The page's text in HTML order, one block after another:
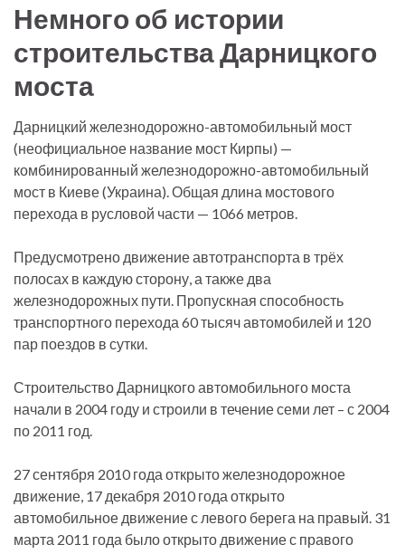
Немного об истории
строительства Дарницкого
моста
Дарницкий железнодорожно-автомобильный мост
(неофициальное название мост Кирпы) —
комбинированный железнодорожно-автомобильный
мост в Киеве (Украина). Общая длина мостового
перехода в русловой части — 1066 метров.
Предусмотрено движение автотранспорта в трёх
полосах в каждую сторону, а также два
железнодорожных пути. Пропускная способность
транспортного перехода 60 тысяч автомобилей и 120
пар поездов в сутки.
Строительство Дарницкого автомобильного моста
начали в 2004 году и строили в течение семи лет – с 2004
по 2011 год.
27 сентября 2010 года открыто железнодорожное
движение, 17 декабря 2010 года открыто
автомобильное движение с левого берега на правый. 31
марта 2011 года было открыто движение с правого